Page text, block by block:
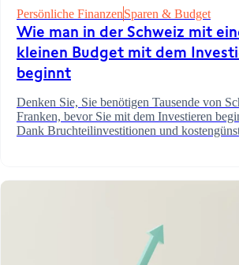
Persönliche FinanzenSparen & Budget
Wie man in der Schweiz mit
kleinen Budget mit dem
beginnt
Denken Sie, Sie benötigen Tausende von
Franken, bevor Sie mit dem Investieren
Dank Bruchteilinvestitionen und